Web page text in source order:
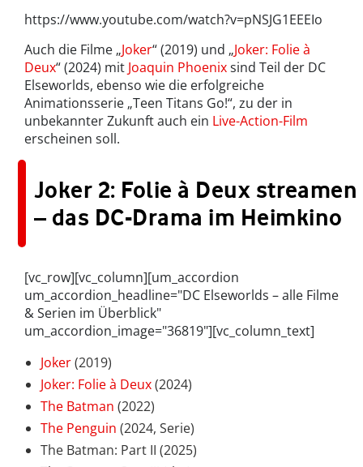
https://www.youtube.com/watch?v=pNSJG1EEEIo
Auch die Filme „Joker“ (2019) und „Joker: Folie à
Deux“ (2024) mit Joaquin Phoenixsind Teil der DC
Elseworlds, ebenso wie die erfolgreiche
Animationsserie „Teen Titans Go!“, zu der in
unbekannter Zukunft auch ein Live-Action-Film
erscheinen soll.
Joker 2: Folie à Deux streamen
– das DC-Drama im Heimkino
[vc_row][vc_column][um_accordion
um_accordion_headline="DC Elseworlds – alle Filme
& Serien im Überblick"
um_accordion_image="36819"][vc_column_text]
Joker(2019)
Joker: Folie à Deux(2024)
The Batman (2022)
The Penguin (2024, Serie)
The Batman: Part II (2025)